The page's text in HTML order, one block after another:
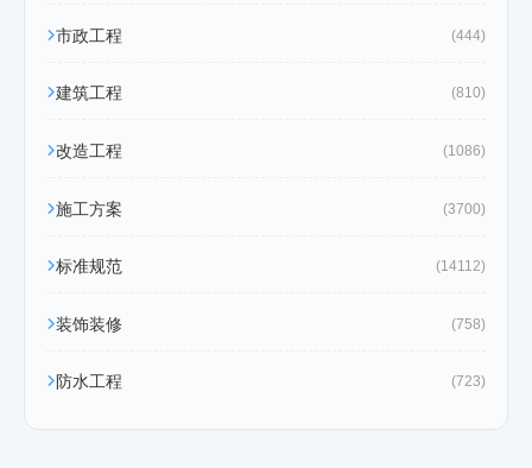
市政工程 (444)
建筑工程 (810)
改造工程 (1086)
施工方案 (3700)
标准规范 (14112)
装饰装修 (758)
防水工程 (723)